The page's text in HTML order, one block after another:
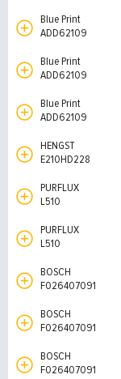
Blue Print
ADD62109
Blue Print
ADD62109
Blue Print
ADD62109
HENGST
E210HD228
PURFLUX
L510
PURFLUX
L510
BOSCH
F026407091
BOSCH
F026407091
BOSCH
F026407091